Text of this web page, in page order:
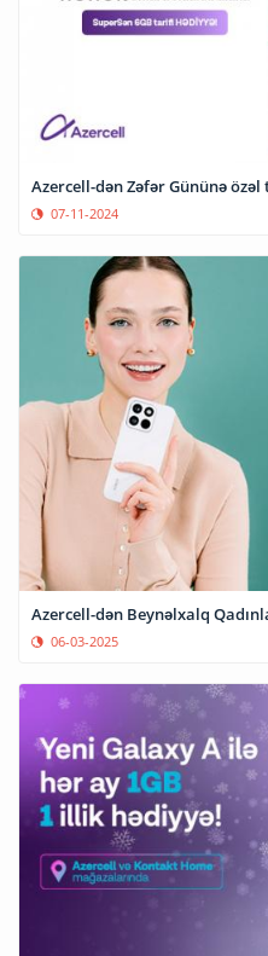
Azercell-dən Zəfər Gününə
07-11-2024
Azercell-dən Beynəlxalq
06-03-2025